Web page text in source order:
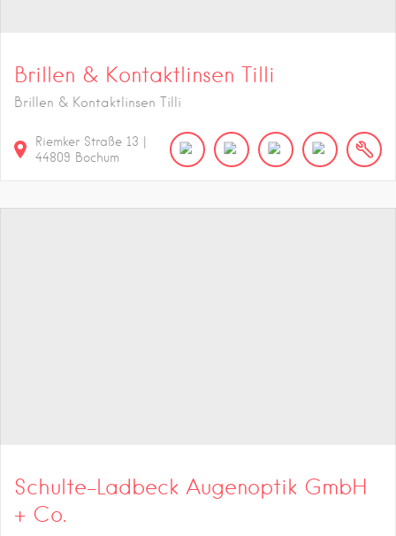
Brillen & Kontaktlinsen Tilli
Brillen & Kontaktlinsen Tilli
Riemker Straße 13 |
44809 Bochum
Schulte-Ladbeck Augenoptik GmbH
+ Co.